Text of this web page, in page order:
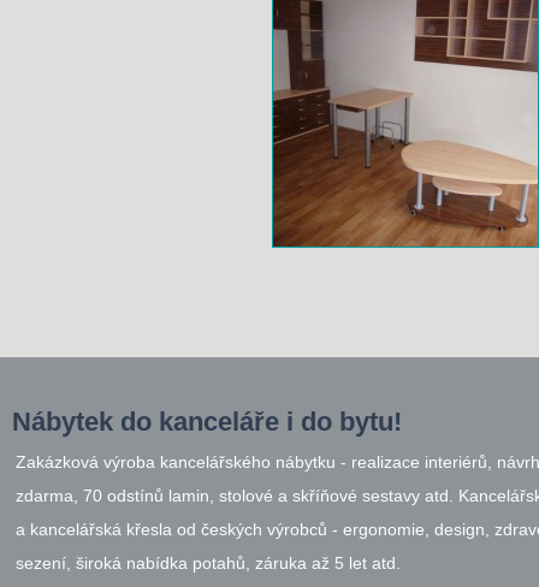
Nábytek do kanceláře i do bytu!
Zakázková výroba kancelářského nábytku - realizace interiérů,
zdarma, 70 odstínů lamin, stolové a skříňové sestavy atd.
a kancelářská křesla od českých výrobců - ergonomie, design,
sezení, široká nabídka potahů, záruka až 5 let atd.